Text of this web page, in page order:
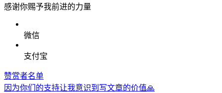
感谢你赐予我前进的力量
微信
支付宝
赞赏者名单
因为你们的支持让我意识到写文章的价值🙏